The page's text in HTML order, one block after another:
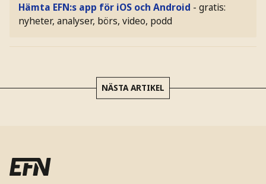
Hämta EFN:s app för iOS och Android - gratis:
nyheter, analyser, börs, video, podd
NÄSTA ARTIKEL